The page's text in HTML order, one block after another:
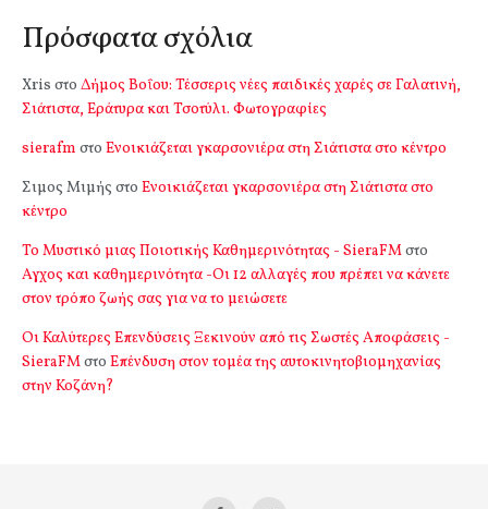
Πρόσφατα σχόλια
Xris στο Δήμος Βοΐου: Τέσσερις νέες παιδικές χαρές σε Γαλατινή,
Σιάτιστα, Εράτυρα και Τσοτύλι. Φωτογραφίες
sierafm στο Ενοικιάζεται γκαρσονιέρα στη Σιάτιστα στο κέντρο
Σιμος Μιμής στο Ενοικιάζεται γκαρσονιέρα στη Σιάτιστα στο
κέντρο
Το Μυστικό μιας Ποιοτικής Καθημερινότητας - SieraFMστο
Αγχος και καθημερινότητα -Οι 12 αλλαγές που πρέπει να κάνετε
στον τρόπο ζωής σας για να το μειώσετε
Οι Καλύτερες Επενδύσεις Ξεκινούν από τις Σωστές Αποφάσεις -
SieraFMστο Επένδυση στον τομέα της αυτοκινητοβιομηχανίας
στην Κοζάνη?